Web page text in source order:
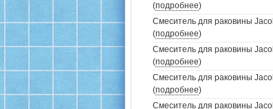
(подробнее)
Смеситель для раковины
(подробнее)
Смеситель для раковины
(подробнее)
Смеситель для раковины
(подробнее)
Смеситель для раковины